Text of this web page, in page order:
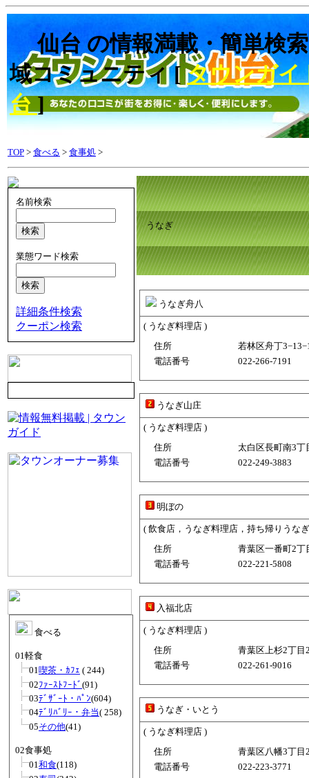
仙台 の情報満載・簡単検
域コミュニティ [タウンガイ
台]
TOP > 食べる > 食事処 >
名前検索
業態ワード検索
詳細条件検索
クーポン検索
食べる
01軽食
01喫茶・ｶﾌｪ ( 244)
02ﾌｧｰｽﾄﾌｰﾄﾞ (91)
03ﾃﾞｻﾞｰﾄ・ﾊﾟﾝ(604)
04ﾃﾞﾘﾊﾞﾘｰ・弁当( 258)
05その他(41)
02食事処
01和食(118)
うなぎ
うなぎ舟八
( うなぎ料理店 )
住所
若林区舟丁
電話番号
022-266-7191
うなぎ山庄
( うなぎ料理店 )
住所
太白区長町南3丁
電話番号
022-249-3883
明ぼの
( 飲食店，うなぎ料理店，持ち帰りうな
住所
青葉区一番町2丁
電話番号
022-221-5808
入福北店
( うなぎ料理店 )
住所
青葉区上杉2丁目
電話番号
022-261-9016
うなぎ・いとう
( うなぎ料理店 )
住所
青葉区八幡3丁目
電話番号
022-223-3771